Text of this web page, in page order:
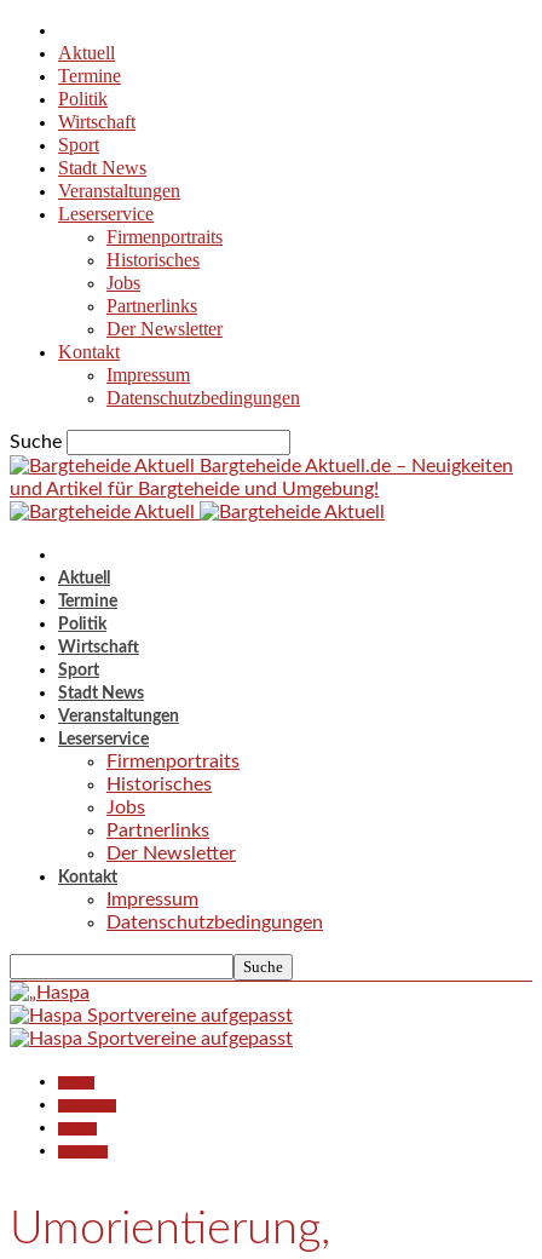
Aktuell
Termine
Politik
Wirtschaft
Sport
Stadt News
Veranstaltungen
Leserservice
Firmenportraits
Historisches
Jobs
Partnerlinks
Der Newsletter
Kontakt
Impressum
Datenschutzbedingungen
Suche
Bargteheide Aktuell.de – Neuigkeiten
und Artikel für Bargteheide und Umgebung!
Aktuell
Termine
Politik
Wirtschaft
Sport
Stadt News
Veranstaltungen
Leserservice
Firmenportraits
Historisches
Jobs
Partnerlinks
Der Newsletter
Kontakt
Impressum
Datenschutzbedingungen
Umorientierung,